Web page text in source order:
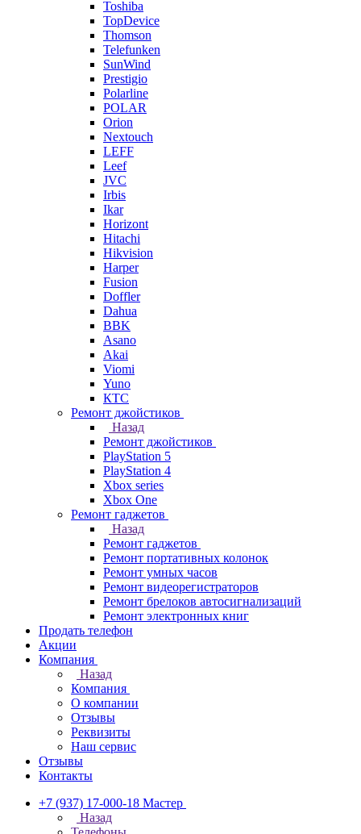
Toshiba
TopDevice
Thomson
Telefunken
SunWind
Prestigio
Polarline
POLAR
Orion
Nextouch
LEFF
Leef
JVC
Irbis
Ikar
Horizont
Hitachi
Hikvision
Harper
Fusion
Doffler
Dahua
BBK
Asano
Akai
Viomi
Yuno
КТС
Ремонт джойстиков
Назад
Ремонт джойстиков
PlayStation 5
PlayStation 4
Xbox series
Xbox One
Ремонт гаджетов
Назад
Ремонт гаджетов
Ремонт портативных колонок
Ремонт умных часов
Ремонт видеорегистраторов
Ремонт брелоков автосигнализаций
Ремонт электронных книг
Продать телефон
Акции
Компания
Назад
Компания
О компании
Отзывы
Реквизиты
Наш сервис
Отзывы
Контакты
+7 (937) 17-000-18 Мастер
Назад